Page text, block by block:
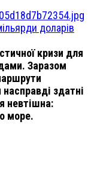
доларів
кризи для
Заразом
здатні
невтішна:
море.